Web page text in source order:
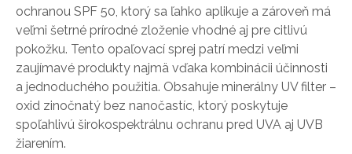
ochranou SPF 50, ktorý sa ľahko aplikuje a zároveň má
veľmi šetrné prírodné zloženie vhodné aj pre citlivú
pokožku. Tento opaľovací sprej patrí medzi veľmi
zaujímavé produkty najmä vďaka kombinácii účinnosti
a jednoduchého použitia. Obsahuje minerálny UV filter –
oxid zinočnatý bez nanočastíc, ktorý poskytuje
spoľahlivú širokospektrálnu ochranu pred UVA aj UVB
žiarením.